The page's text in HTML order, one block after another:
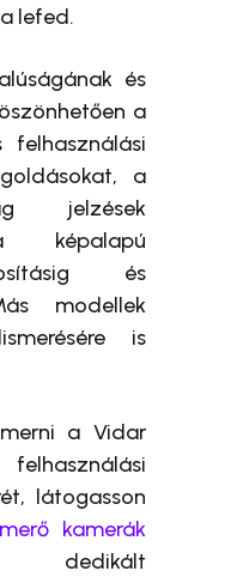
lefed.
és
a
a
jelzések
képalapú
és
modellek
is
a Vidar
látogasson
kamerák